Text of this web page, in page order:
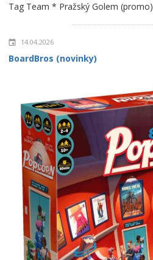
Tag Team * Pražský Golem (promo)
14.04.2026
BoardBros (novinky)